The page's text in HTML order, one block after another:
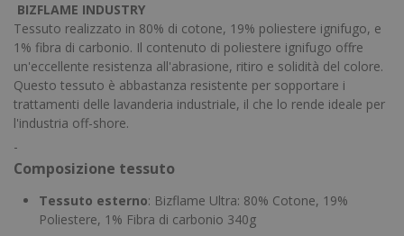
BIZFLAME INDUSTRY
Tessuto realizzato in 80% di cotone, 19% poliestere ignifugo, e
1% fibra di carbonio. Il contenuto di poliestere ignifugo offre
un'eccellente resistenza all'abrasione, ritiro e solidità del colore.
Questo tessuto è abbastanza resistente per sopportare i
trattamenti delle lavanderia industriale, il che lo rende ideale per
l'industria off-shore.
-
Composizione tessuto
Tessuto esterno: Bizflame Ultra: 80% Cotone, 19%
Poliestere, 1% Fibra di carbonio 340g